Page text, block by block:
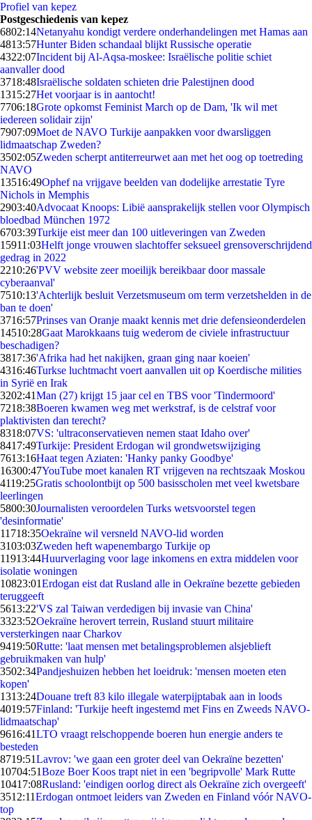
Profiel van kepez
Postgeschiedenis van kepez
6802:14Netanyahu kondigt verdere onderhandelingen met Hamas aan
4813:57Hunter Biden schandaal blijkt Russische operatie
4322:07Incident bij Al-Aqsa-moskee: Israëlische politie schiet
aanvaller dood
3718:48Israëlische soldaten schieten drie Palestijnen dood
1315:27Het voorjaar is in aantocht!
7706:18Grote opkomst Feminist March op de Dam, 'Ik wil met
iedereen solidair zijn'
7907:09Moet de NAVO Turkije aanpakken voor dwarsliggen
lidmaatschap Zweden?
3502:05Zweden scherpt antiterreurwet aan met het oog op toetreding
NAVO
13516:49Ophef na vrijgave beelden van dodelijke arrestatie Tyre
Nichols in Memphis
2903:40Advocaat Knoops: Libië aansprakelijk stellen voor Olympisch
bloedbad München 1972
6703:39Turkije eist meer dan 100 uitleveringen van Zweden
15911:03Helft jonge vrouwen slachtoffer seksueel grensoverschrijdend
gedrag in 2022
2210:26'PVV website zeer moeilijk bereikbaar door massale
cyberaanval'
7510:13'Achterlijk besluit Verzetsmuseum om term verzetshelden in de
ban te doen'
3716:57Prinses van Oranje maakt kennis met drie defensieonderdelen
14510:28Gaat Marokkaans tuig wederom de civiele infrastructuur
beschadigen?
3817:36'Afrika had het nakijken, graan ging naar koeien'
4316:46Turkse luchtmacht voert aanvallen uit op Koerdische milities
in Syrië en Irak
3202:41Man (27) krijgt 15 jaar cel en TBS voor 'Tindermoord'
7218:38Boeren kwamen weg met werkstraf, is de celstraf voor
plaktivisten dan terecht?
8318:07VS: 'ultraconservatieven nemen staat Idaho over'
8417:49Turkije: President Erdogan wil grondwetswijziging
7613:16Haat tegen Aziaten: 'Hanky panky Goodbye'
16300:47YouTube moet kanalen RT vrijgeven na rechtszaak Moskou
4119:25Gratis schoolontbijt op 500 basisscholen met veel kwetsbare
leerlingen
5800:30Journalisten veroordelen Turks wetsvoorstel tegen
'desinformatie'
11718:35Oekraïne wil versneld NAVO-lid worden
3103:03Zweden heft wapenembargo Turkije op
11913:44Huurverlaging voor lage inkomens en extra middelen voor
isolatie woningen
10823:01Erdogan eist dat Rusland alle in Oekraïne bezette gebieden
teruggeeft
5613:22'VS zal Taiwan verdedigen bij invasie van China'
3323:52Oekraïne herovert terrein, Rusland stuurt militaire
versterkingen naar Charkov
9419:50Rutte: 'laat mensen met betalingsproblemen alsjeblieft
gebruikmaken van hulp'
3502:34Pandjeshuizen hebben het loeidruk: 'mensen moeten eten
kopen'
1313:24Douane treft 83 kilo illegale waterpijptabak aan in loods
4019:57Finland: 'Turkije heeft ingestemd met Fins en Zweeds NAVO-
lidmaatschap'
9616:41LTO vraagt relschoppende boeren hun energie anders te
besteden
8719:51Lavrov: 'we gaan een groter deel van Oekraïne bezetten'
10704:51Boze Boer Koos trapt niet in een 'begripvolle' Mark Rutte
10417:08Rusland: 'eindigen oorlog direct als Oekraïne zich overgeeft'
3512:11Erdogan ontmoet leiders van Zweden en Finland vóór NAVO-
top